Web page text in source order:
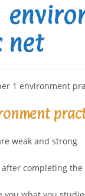
net
weak and strong
completing the